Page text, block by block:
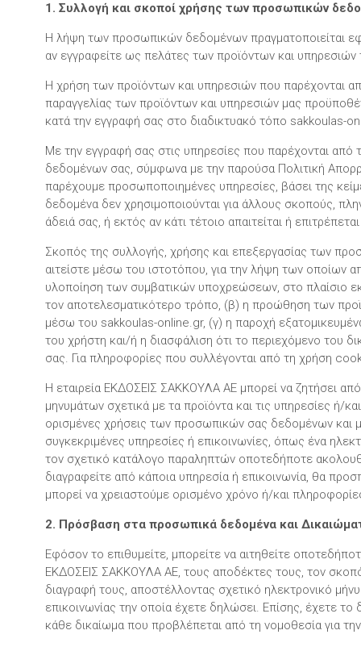
1. Συλλογή και σκοποί χρήσης των προσωπικών
Η λήψη των προσωπικών δεδομένων πραγματοποιείται
αν εγγραφείτε ως πελάτες των προϊόντων και
Η χρήση των προϊόντων και υπηρεσιών που παρέχονται
παραγγελίας των προϊόντων και υπηρεσιών μας
κατά την εγγραφή σας στο διαδικτυακό τόπο
Με την εγγραφή σας στις υπηρεσίες που παρέχονται
δεδομένων σας, σύμφωνα με την παρούσα Πολιτική
παρέχουμε προσωποποιημένες υπηρεσίες, βάσει της
δεδομένα δεν χρησιμοποιούνται για άλλους σκοπούς,
άδειά σας, ή εκτός αν κάτι τέτοιο απαιτείται ή
Σκοπός της συλλογής, χρήσης και επεξεργασίας των
αιτείστε μέσω του ιστοτόπου, για την λήψη των οποίων
υλοποίηση των συμβατικών υποχρεώσεων, στο πλαίσιο
τον αποτελεσματικότερο τρόπο, (β) η προώθηση των
μέσω του sakkoulas-online.gr, (γ) η παροχή
του χρήστη και/ή η διασφάλιση ότι το περιεχόμενο του
σας. Για πληροφορίες που συλλέγονται από τη χρήση
Η εταιρεία ΕΚΔΟΣΕΙΣ ΣΑΚΚΟΥΛΑ ΑΕ μπορεί να ζητήσει
μηνυμάτων σχετικά με τα προϊόντα και τις υπηρεσίες ή/
ορισμένες χρήσεις των προσωπικών σας δεδομένων και
συγκεκριμένες υπηρεσίες ή επικοινωνίες, όπως ένα
τον σχετικό κατάλογο παραληπτών οποτεδήποτε
διαγραφείτε από κάποια υπηρεσία ή επικοινωνία, θα
μπορεί να χρειαστούμε ορισμένο χρόνο ή/και
2. Πρόσβαση στα προσωπικά δεδομένα και
Εφόσον το επιθυμείτε, μπορείτε να αιτηθείτε
ΕΚΔΟΣΕΙΣ ΣΑΚΚΟΥΛΑ ΑΕ, τους αποδέκτες τους, τον
διαγραφή τους, αποστέλλοντας σχετικό ηλεκτρονικό
επικοινωνίας την οποία έχετε δηλώσει. Επίσης, έχετε
κάθε δικαίωμα που προβλέπεται από τη νομοθεσία για